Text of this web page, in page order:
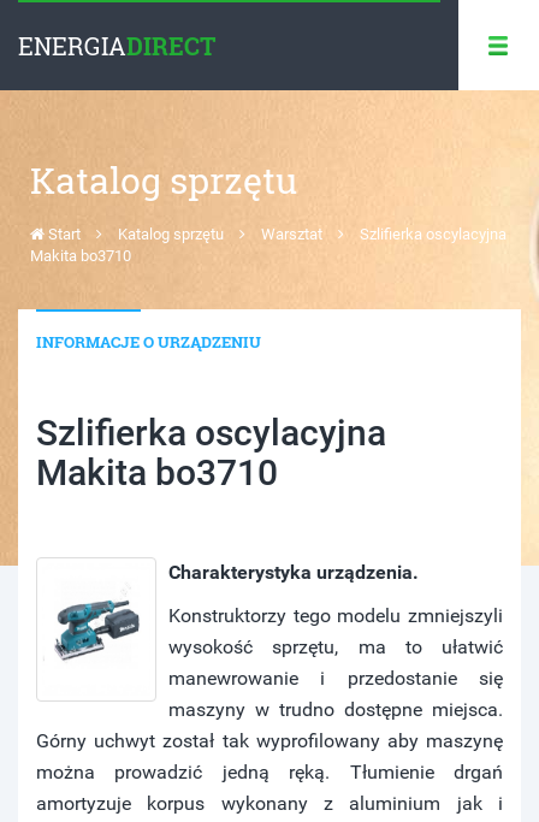
ENERGIADIRECT
Katalog sprzętu
Start Katalog sprzętu Warsztat
Szlifierka oscylacyjna
Makita bo3710
INFORMACJE O URZĄDZENIU
Szlifierka oscylacyjna
Makita bo3710
Charakterystyka urządzenia.
Konstruktorzy tego modelu zmniejszyli
wysokość sprzętu, ma to ułatwić
manewrowanie i przedostanie się
maszyny w trudno dostępne miejsca.
Górny uchwyt został tak wyprofilowany aby maszynę
można prowadzić jedną ręką. Tłumienie drgań
amortyzuje korpus wykonany z aluminium jak i